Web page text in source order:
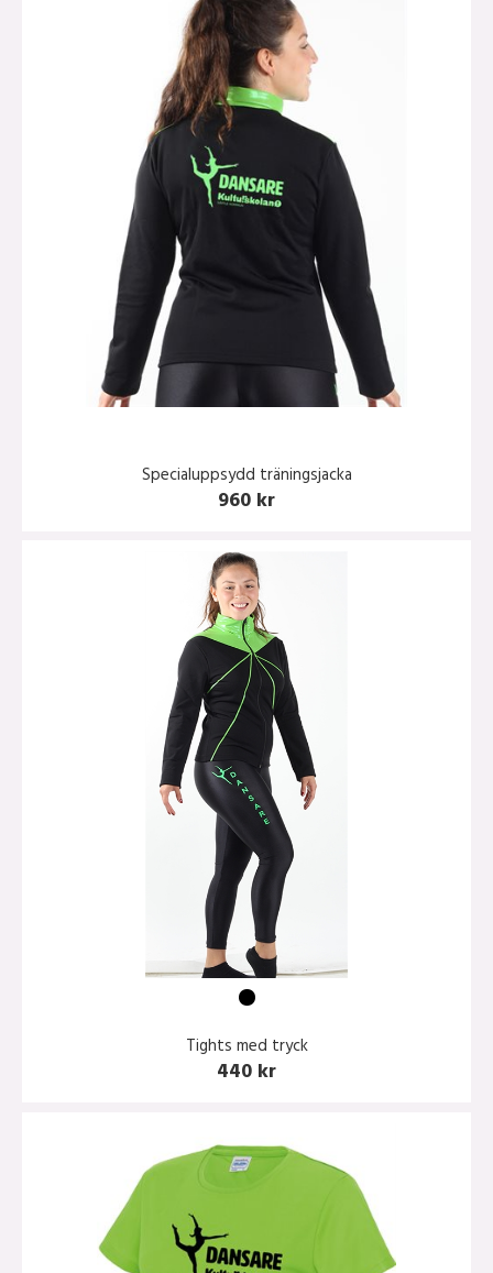
Specialuppsydd träningsjacka
960 kr
Tights med tryck
440 kr